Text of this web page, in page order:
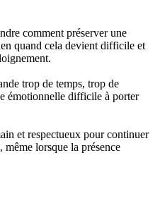
comment préserver une
quand cela devient difficile et
trop de temps, trop de
émotionnelle difficile à porter
et respectueux pour continuer
même lorsque la présence